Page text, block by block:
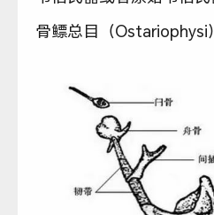
骨鳔总目（Ostariophysi